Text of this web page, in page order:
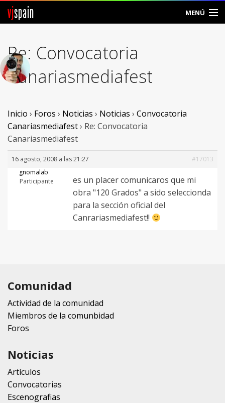
vjspain MENÚ
Foros
Noticias
Vjspain
Ayuda
Contacto
Entrar
Re: Convocatoria
Canariasmediafest
Inicio › Foros › Noticias › Noticias › Convocatoria
Canariasmediafest› Re: Convocatoria
Canariasmediafest
16 agosto, 2008 a las 21:27
#17013
gnomalab
Participante
es un placer comunicaros que mi
obra "120 Grados" a sido seleccionda
para la sección oficial del
Canrariasmediafest!!
Comunidad
Actividad de la comunidad
Miembros de la comunbidad
Foros
Noticias
Artículos
Convocatorias
Escenografias